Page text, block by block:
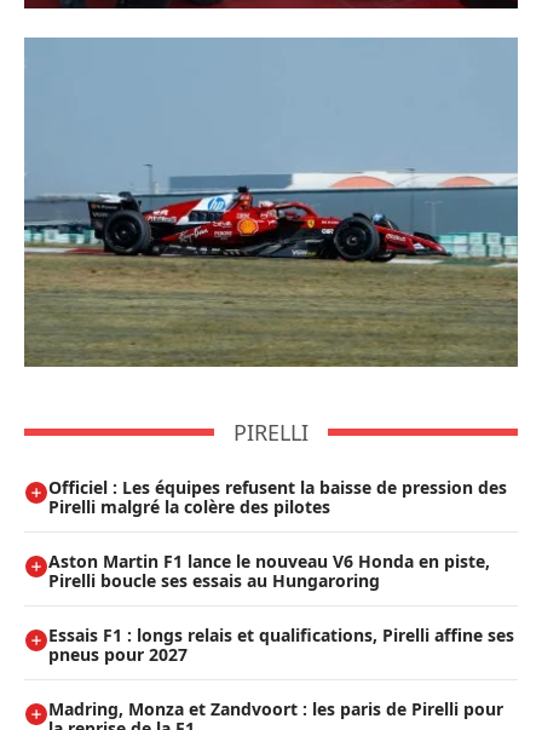
PIRELLI
Officiel : Les équipes refusent la baisse de pression des
Pirelli malgré la colère des pilotes
Aston Martin F1 lance le nouveau V6 Honda en piste,
Pirelli boucle ses essais au Hungaroring
Essais F1 : longs relais et qualifications, Pirelli affine ses
pneus pour 2027
Madring, Monza et Zandvoort : les paris de Pirelli pour